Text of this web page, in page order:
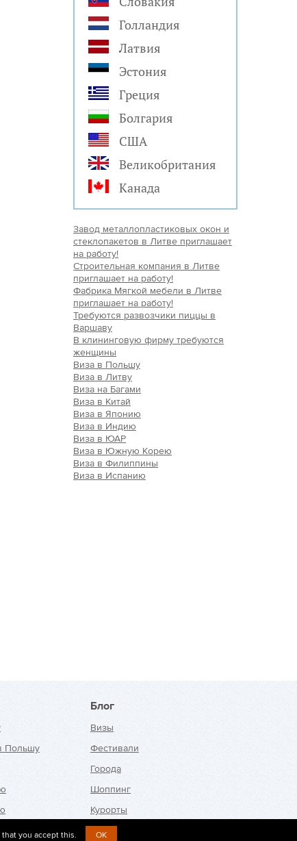
Голландия
Латвия
Эстония
Греция
Болгария
США
Великобритания
Канада
Завод металлопластиковых окон и
стеклопакетов в Литве приглашает
на работу!
Строительная компания в Литве
приглашает на работу!
Фабрика Мягкой мебели в Литве
приглашает на работу!
Требуются развозчики пиццы в
Варшаву
В клининговую фирму требуются
женщины
Виза в Польшу
Виза в Литву
Виза на Багами
Виза в Китай
Виза в Японию
Виза в Индию
Виза в ЮАР
Виза в Южную Корею
Виза в Филиппины
Виза в Испанию
Польшу
Блог
Визы
Фестивали
Города
Шоппинг
Курорты
you accept this. OK